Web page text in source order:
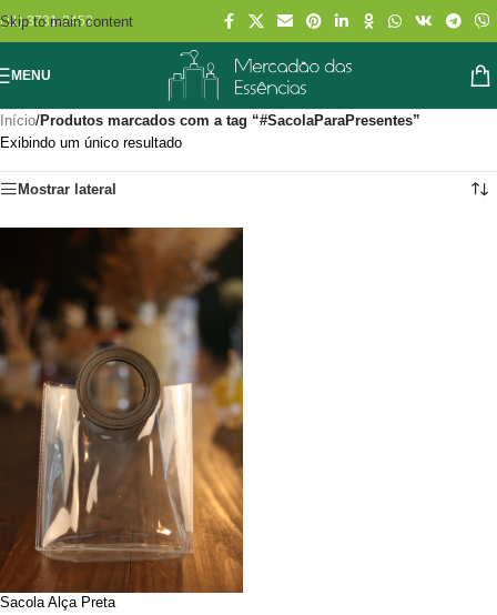
Skip to main content
(11) 3731-2452
MENU
Início/Produtos marcados com a tag “#SacolaParaPresentes”
Exibindo um único resultado
Mostrar lateral
Sacola Alça Preta